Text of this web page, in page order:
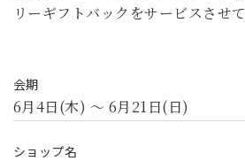
リーギフトバックをサービスさせ
会期
6月4日(木) 〜 6月21日(日)
ショップ名